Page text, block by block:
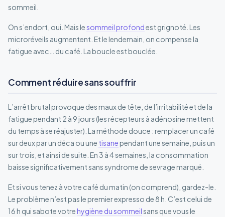
sommeil.
On s’endort, oui. Mais le sommeil profondest grignoté. Les
microréveils augmentent. Et le lendemain, on compense la
fatigue avec… du café. La boucle est bouclée.
Comment réduire sans souffrir
L’arrêt brutal provoque des maux de tête, de l’irritabilité et de la
fatigue pendant 2 à 9 jours (les récepteurs à adénosine mettent
du temps à se réajuster). La méthode douce : remplacer un café
sur deux par un déca ou une tisanependant une semaine, puis un
sur trois, et ainsi de suite. En 3 à 4 semaines, la consommation
baisse significativement sans syndrome de sevrage marqué.
Et si vous tenez à votre café du matin (on comprend), gardez-le.
Le problème n’est pas le premier expresso de 8 h. C’est celui de
16 h qui sabote votrehygiène du sommeil sans que vous le